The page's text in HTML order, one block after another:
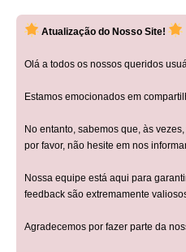
Atualização do Nosso Site!
Olá a todos os nossos queridos
Estamos emocionados em
No entanto, sabemos que, às
por favor, não hesite em nos
Nossa equipe está aqui para
feedback são extremamente
Agradecemos por fazer parte da